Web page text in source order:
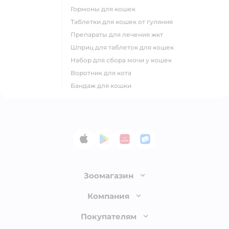
гормоны для кошек
таблетки для кошек от гуляния
препараты для лечения жкт
шприц для таблеток для кошек
набор для сбора мочи у кошек
воротник для кота
бандаж для кошки
App StoreGoogle Play
AppGallery
RuStore
Зоомагазин
Лицензия
Доставка и оплата
Компания
О компании
Покупателям